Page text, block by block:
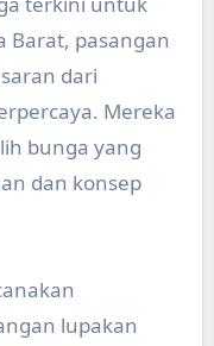
Barat, pasangan
dari
Mereka
bunga yang
dan konsep
lupakan